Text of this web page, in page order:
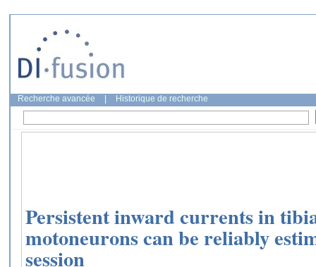
Recherche avancée Historique de recherche
Persistent inward currents in
motoneurons can be reliably
session